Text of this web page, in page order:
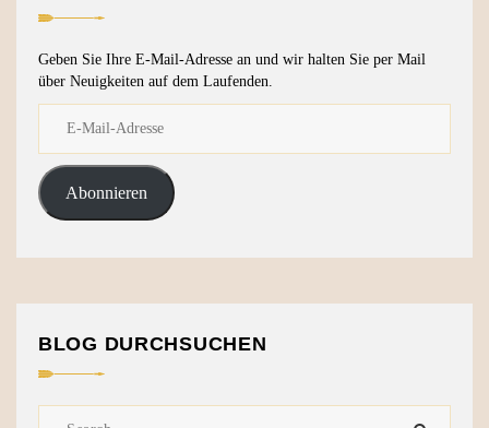
Geben Sie Ihre E-Mail-Adresse an und wir halten Sie per Mail
über Neuigkeiten auf dem Laufenden.
Abonnieren
BLOG DURCHSUCHEN